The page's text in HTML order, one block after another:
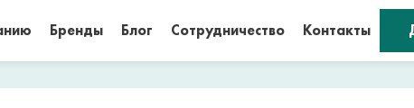
Бренды Блог Сотрудничество Контакты